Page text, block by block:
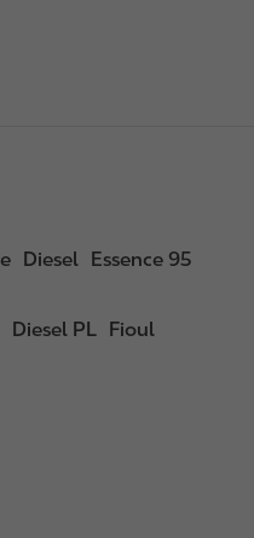
Diesel Essence 95
Diesel PL Fioul